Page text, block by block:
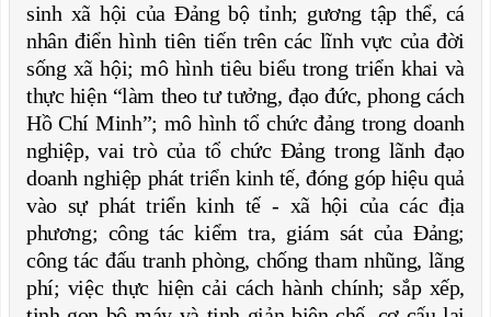
sinh xã hội của Đảng bộ tỉnh; gương tập thể, cá
nhân điển hình tiên tiến trên các lĩnh vực của đời
sống xã hội; mô hình tiêu biểu trong triển khai và
thực hiện “làm theo tư tưởng, đạo đức, phong cách
Hồ Chí Minh”; mô hình tổ chức đảng trong doanh
nghiệp, vai trò của tổ chức Đảng trong lãnh đạo
doanh nghiệp phát triển kinh tế, đóng góp hiệu quả
vào sự phát triển kinh tế - xã hội của các địa
phương; công tác kiểm tra, giám sát của Đảng;
công tác đấu tranh phòng, chống tham nhũng, lãng
phí; việc thực hiện cải cách hành chính; sắp xếp,